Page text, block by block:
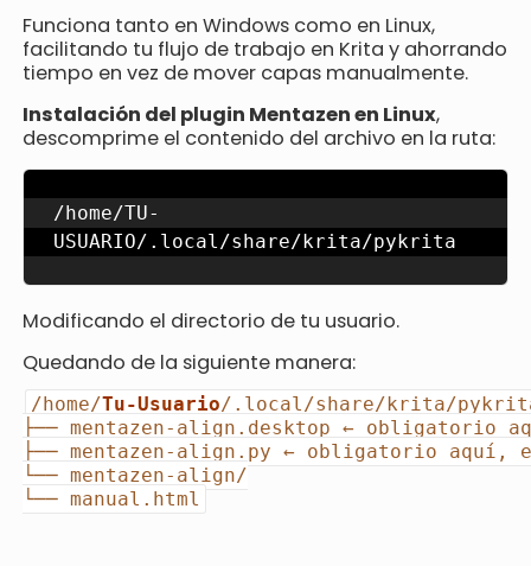
Funciona tanto en Windows como en Linux,
facilitando tu flujo de trabajo en Krita y ahorrando
tiempo en vez de mover capas manualmente.
Instalación del plugin Mentazen en Linux,
descomprime el contenido del archivo en la ruta:
/home/TU-
USUARIO/.local/share/krita/pykrita
Modificando el directorio de tu usuario.
Quedando de la siguiente manera:
/home/Tu-Usuario/.local/share/krita/
├── mentazen-align.desktop ← obligatorio
├── mentazen-align.py ← obligatorio aquí,
└── mentazen-align/
└── manual.html